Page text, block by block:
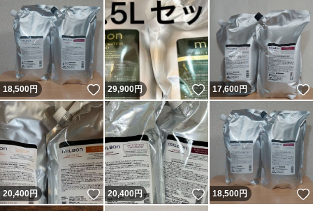
18,500円 いいね！
29,900円 いいね！
17,600円
20,400円 いいね！
20,400円 いいね！
18,500円